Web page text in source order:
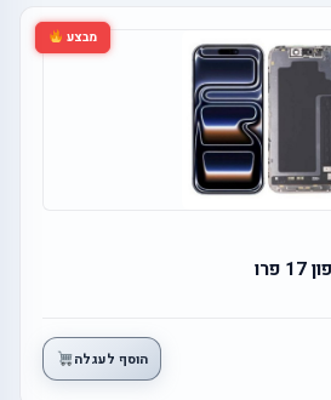
מבצע
הוסף לעגלה